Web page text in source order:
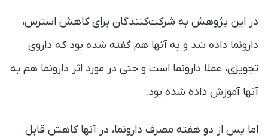
در این پژوهش به شرکت‌کنندگان برای کاهش استرس،
دارونما داده شد و به آنها هم گفته شده بود که داروی
تجویزی، عملا دارونما است و حتی در مورد اثر دارونما هم به
آنها آموزش داده شده بود.
اما پس از دو هفته مصرف دارونما، در آنها کاهش قابل